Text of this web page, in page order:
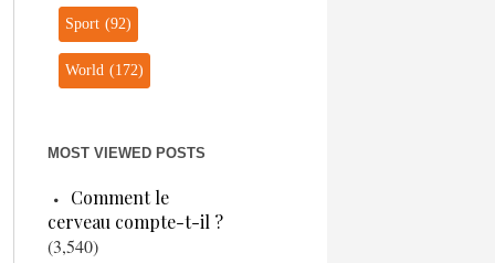
Sport(92)
World(172)
MOST VIEWED POSTS
Comment le
cerveau compte-t-il ?
(3,540)